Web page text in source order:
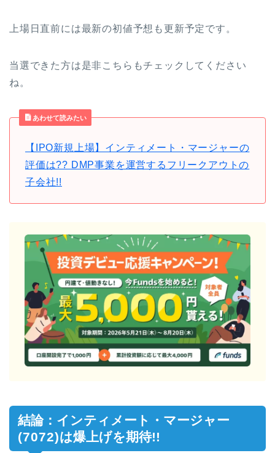
上場日直前には最新の初値予想も更新予定です。
当選できた方は是非こちらもチェックしてください
ね。
あわせて読みたい
【IPO新規上場】インティメート・マージャーの
評価は?? DMP事業を運営するフリークアウトの
子会社!!
結論：インティメート・マージャー
(7072)は爆上げを期待!!